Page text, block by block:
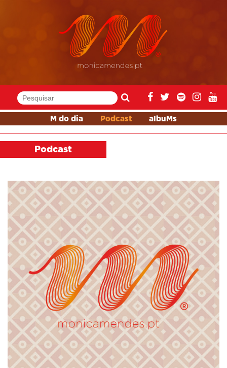
M do dia Podcast albuMs
Podcast